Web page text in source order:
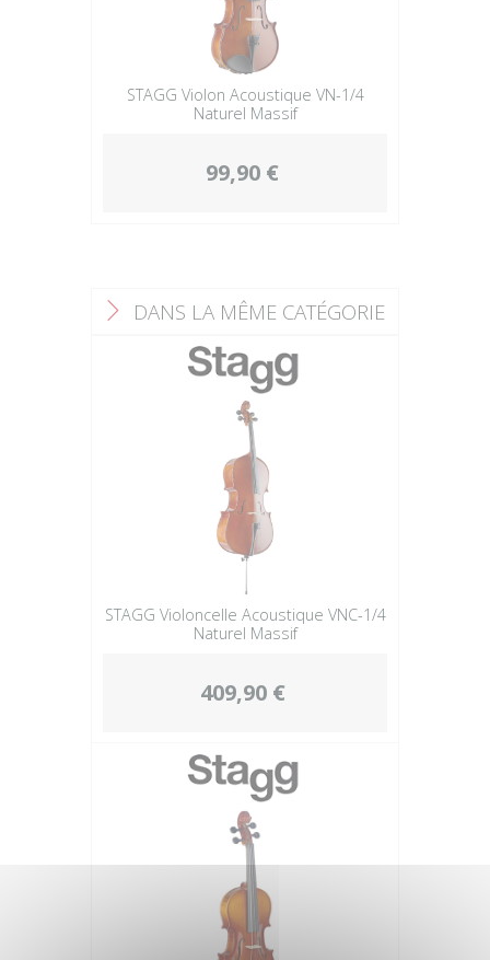
STAGG Violon Acoustique VN-1/4
Naturel Massif
99,90 €
F DANS LA MÊME CATÉGORIE
STAGG Violoncelle Acoustique VNC-1/4
Naturel Massif
409,90 €